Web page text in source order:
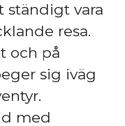
ständigt vara
resa.
och på
sig iväg
med